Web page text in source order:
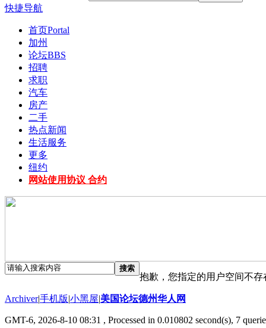
快捷导航
首页Portal
加州
论坛BBS
招聘
求职
汽车
房产
二手
热点新闻
生活服务
更多
纽约
网站使用协议 合约
搜索
抱歉，您指定的用户空间不存
Archiver|手机版|小黑屋|美国论坛德州华人网
GMT-6, 2026-8-10 08:31 , Processed in 0.010802 second(s), 7